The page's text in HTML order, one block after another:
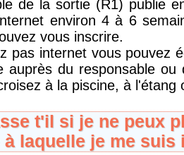
de la sortie (R1) publie
environ 4 à 6
vous inscrire.
pas internet vous pouvez
auprès du responsable ou
à la piscine, à l'étang
t'il si je ne peux
à laquelle je me suis